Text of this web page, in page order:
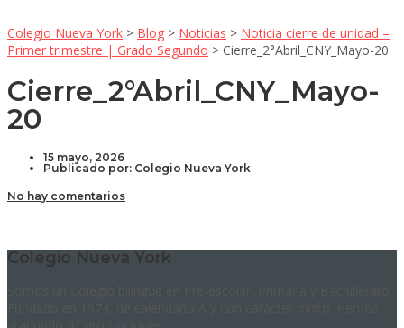
Colegio Nueva York > Blog > Noticias > Noticia cierre de unidad –
Primer trimestre | Grado Segundo > Cierre_2°Abril_CNY_Mayo-20
Cierre_2°Abril_CNY_Mayo-
20
15 mayo, 2026
Publicado por: Colegio Nueva York
No hay comentarios
Colegio Nueva York